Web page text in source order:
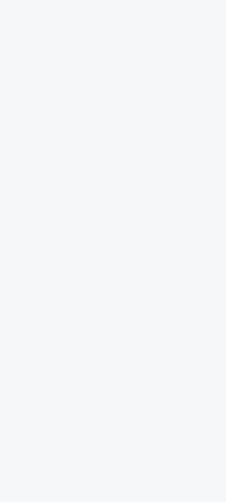
et '
des '
futur'],
sur "
'
les '
au '
aux '
sur '
sur le '
l'incident "
la '
mots de '